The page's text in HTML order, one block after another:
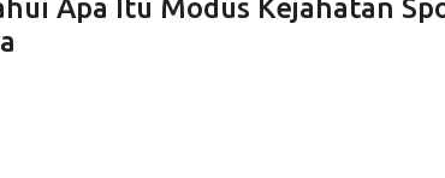
Apa Itu Modus Kejahatan